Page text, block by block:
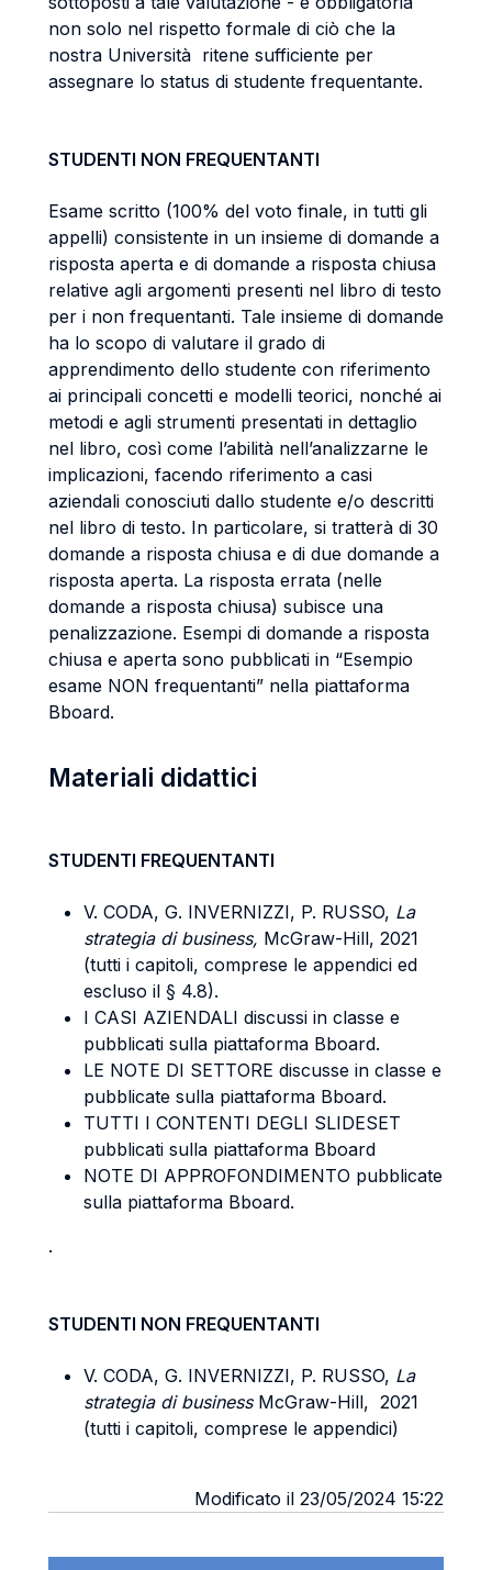
non solo nel rispetto formale di ciò che la
nostra Università ritene sufficiente per
assegnare lo status di studente frequentante.
STUDENTI NON FREQUENTANTI
Esame scritto (100% del voto finale, in tutti gli
appelli) consistente in un insieme di domande a
risposta aperta e di domande a risposta chiusa
relative agli argomenti presenti nel libro di testo
per i non frequentanti. Tale insieme di domande
ha lo scopo di valutare il grado di
apprendimento dello studente con riferimento
ai principali concetti e modelli teorici, nonché ai
metodi e agli strumenti presentati in dettaglio
nel libro, così come l’abilità nell’analizzarne le
implicazioni, facendo riferimento a casi
aziendali conosciuti dallo studente e/o descritti
nel libro di testo. In particolare, si tratterà di 30
domande a risposta chiusa e di due domande a
risposta aperta. La risposta errata (nelle
domande a risposta chiusa) subisce una
penalizzazione. Esempi di domande a risposta
chiusa e aperta sono pubblicati in “Esempio
esame NON frequentanti” nella piattaforma
Bboard.
Materiali didattici
STUDENTI FREQUENTANTI
V. CODA, G. INVERNIZZI, P. RUSSO, La
strategia di business, McGraw-Hill, 2021
(tutti i capitoli, comprese le appendici ed
escluso il § 4.8).
I CASI AZIENDALI discussi in classe e
pubblicati sulla piattaforma Bboard.
LE NOTE DI SETTORE discusse in classe e
pubblicate sulla piattaforma Bboard.
TUTTI I CONTENTI DEGLI SLIDESET
pubblicati sulla piattaforma Bboard
NOTE DI APPROFONDIMENTO pubblicate
sulla piattaforma Bboard.
.
STUDENTI NON FREQUENTANTI
V. CODA, G. INVERNIZZI, P. RUSSO, La
strategia di businessMcGraw-Hill, 2021
(tutti i capitoli, comprese le appendici)
Modificato il 23/05/2024 15:22